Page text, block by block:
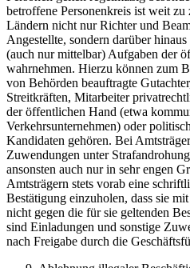
betroffene Personenkreis ist weit
Ländern nicht nur Richter und
Angestellte, sondern darüber
(auch nur mittelbar) Aufgaben der
wahrnehmen. Hierzu können zum
von Behörden beauftragte
Streitkräften, Mitarbeiter
der öffentlichen Hand (etwa
Verkehrsunternehmen) oder
Kandidaten gehören. Bei
Zuwendungen unter
ansonsten auch nur in sehr engen
Amtsträgern stets vorab eine
Bestätigung einzuholen, dass sie
nicht gegen die für sie geltenden
sind Einladungen und sonstige
nach Freigabe durch die